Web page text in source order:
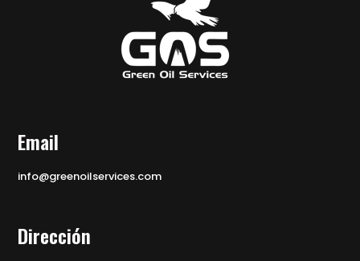
Email
info@greenoilservices.com
Dirección